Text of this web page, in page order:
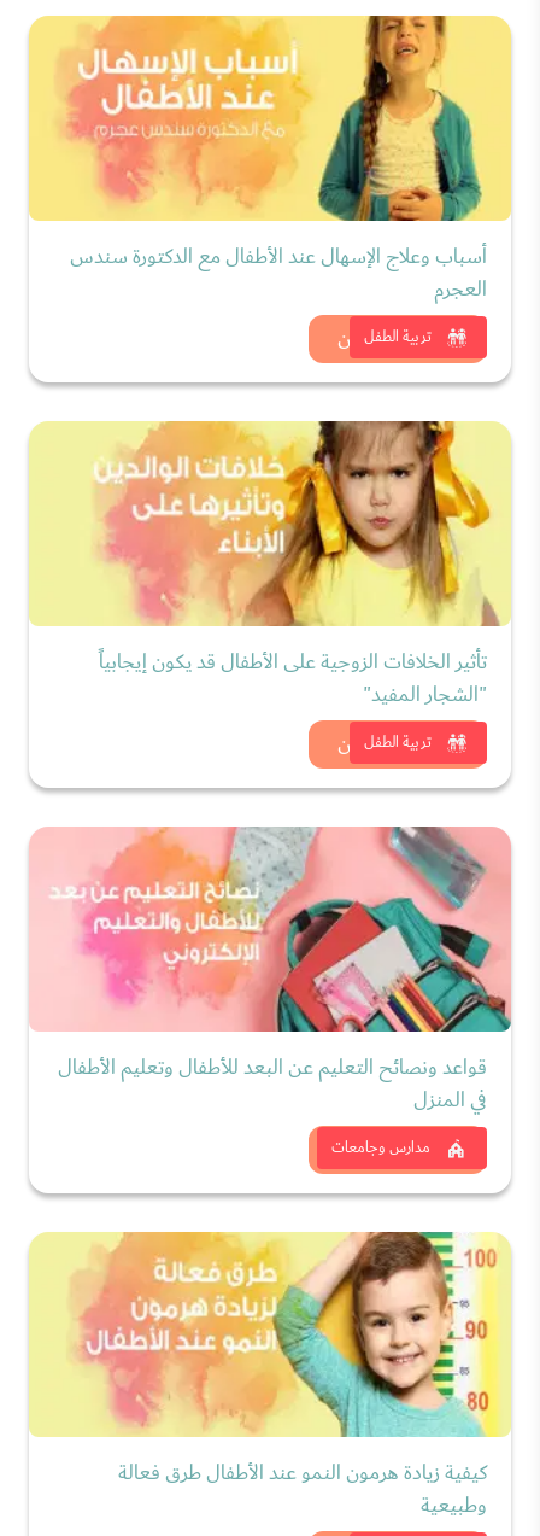
تربية الطفل
أسباب وعلاج الإسهال عند الأطفال مع الدكتورة سندس
العجرم
شاهد الان
تربية الطفل
تأثير الخلافات الزوجية على الأطفال قد يكون إيجابياً
"الشجار المفيد"
شاهد الان
مدارس وجامعات
قواعد ونصائح التعليم عن البعد للأطفال وتعليم الأطفال
في المنزل
شاهد الان
كيفية زيادة هرمون النمو عند الأطفال طرق فعالة
وطبيعية